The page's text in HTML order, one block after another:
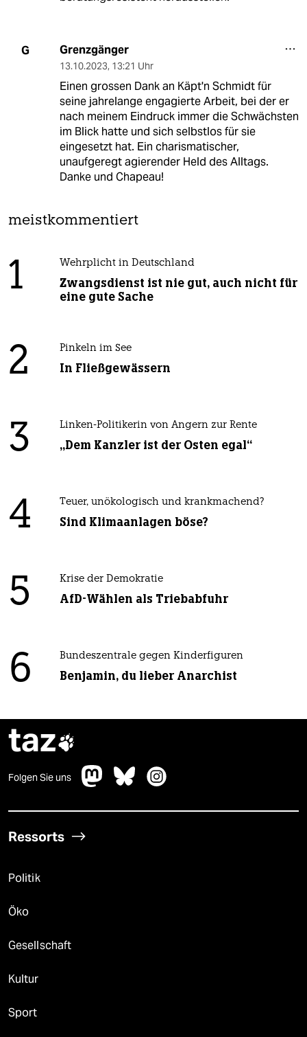
G Grenzgänger
13.10.2023, 13:21 Uhr
Einen grossen Dank an Käpt'n Schmidt für
seine jahrelange engagierte Arbeit, bei der er
nach meinem Eindruck immer die Schwächsten
im Blick hatte und sich selbstlos für sie
eingesetzt hat. Ein charismatischer,
unaufgeregt agierender Held des Alltags.
Danke und Chapeau!
meistkommentiert
1 Wehrplicht in Deutschland
Zwangsdienst ist nie gut, auch nicht für
eine gute Sache
2 Pinkeln im See
In Fließgewässern
3 Linken-Politikerin von Angern zur Rente
„Dem Kanzler ist der Osten egal“
4 Teuer, unökologisch und krankmachend?
Sind Klimaanlagen böse?
5 Krise der Demokratie
AfD-Wählen als Triebabfuhr
6 Bundeszentrale gegen Kinderfiguren
Benjamin, du lieber Anarchist
taz
Folgen Sie uns
Ressorts
Politik
Öko
Gesellschaft
Kultur
Sport